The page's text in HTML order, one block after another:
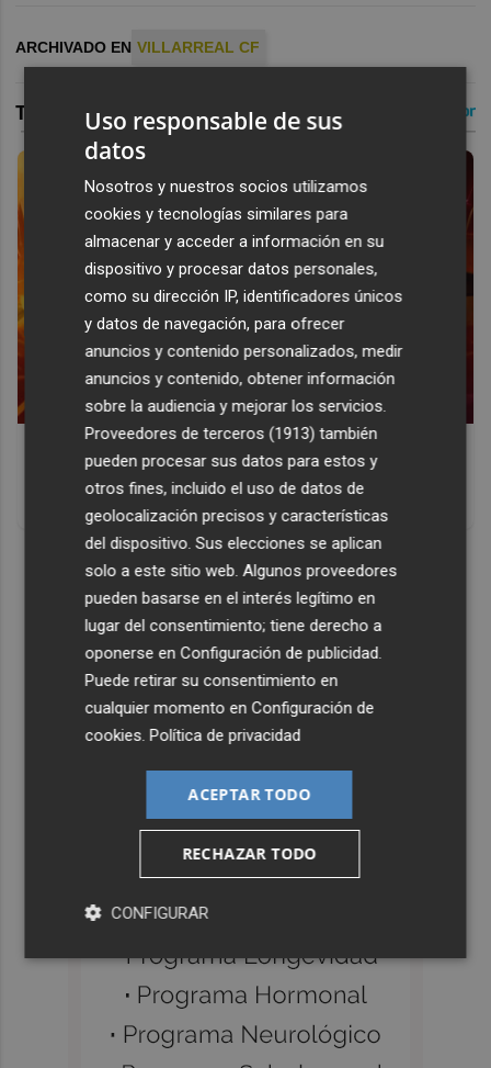
ARCHIVADO EN VILLARREAL CF
Corepunk MMORPG
Un verdadero MMORPG de la vieja escuela ¡Cómo los de
antes, pero mejor!
DISCOVER WITH
Uso responsable de sus
datos
Nosotros y nuestros socios utilizamos
cookies y tecnologías similares para
almacenar y acceder a información en su
dispositivo y procesar datos personales,
como su dirección IP, identificadores únicos
y datos de navegación, para ofrecer
anuncios y contenido personalizados, medir
anuncios y contenido, obtener información
sobre la audiencia y mejorar los servicios.
Proveedores de terceros (1913) también
pueden procesar sus datos para estos y
otros fines, incluido el uso de datos de
geolocalización precisos y características
del dispositivo. Sus elecciones se aplican
solo a este sitio web. Algunos proveedores
pueden basarse en el interés legítimo en
lugar del consentimiento; tiene derecho a
oponerse enConfiguración de publicidad.
Puede retirar su consentimiento en
cualquier momento enConfiguración de
cookies.Política de privacidad
ACEPTAR TODO
RECHAZAR TODO
CONFIGURAR